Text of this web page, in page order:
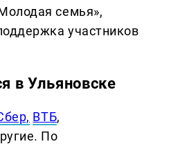
семья»,
участников
в Ульяновске
ВТБ,
По